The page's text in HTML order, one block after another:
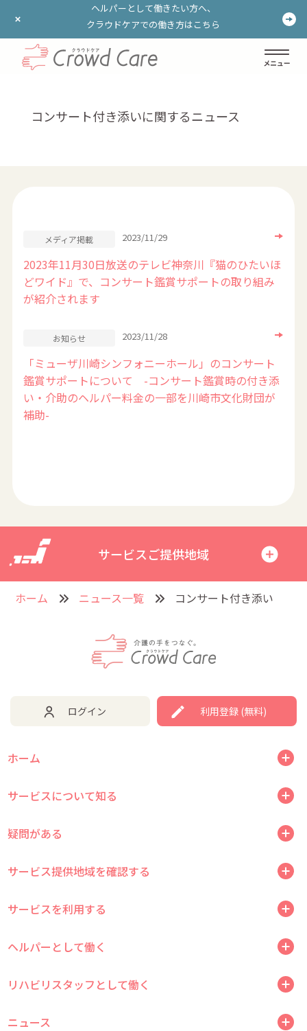
ヘルパーとして働きたい方へ、
クラウドケアでの働き方はこちら
ヘルパーとして働きたい方へ、
クラウドケアでの働き方はこちら
コンサート付き添いに関するニュース
メディア掲載 2023/11/29
2023年11月30日放送のテレビ神奈川『猫のひたいほ
どワイド』で、コンサート鑑賞サポートの取り組み
が紹介されます
お知らせ 2023/11/28
「ミューザ川崎シンフォニーホール」のコンサート
鑑賞サポートについて -コンサート鑑賞時の付き添
い・介助のヘルパー料金の一部を川崎市文化財団が
補助-
サービスご提供地域
ホーム ニュース一覧 コンサート付き添い
ログイン 利用登録 (無料)
ホーム
サービスについて知る
疑問がある
サービス提供地域を確認する
サービスを利用する
ヘルパーとして働く
リハビリスタッフとして働く
ニュース